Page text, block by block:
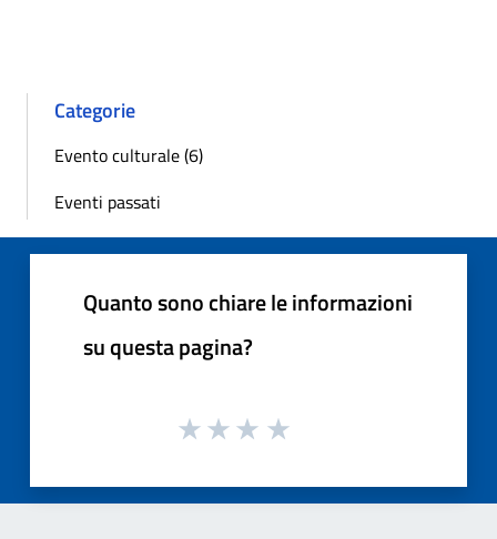
Categorie
Evento culturale (6)
Eventi passati
Quanto sono chiare le informazioni
su questa pagina?